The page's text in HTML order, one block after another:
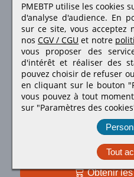
Obtenir
Retrouvez-nous
PMEBTP - Tous droits
PMEBTP utilise les cookies
d'analyse d'audience. En
sur ce site, vous acceptez
nos CGV / CGU et notre
vous proposer des
d'intérêt et réaliser des
pouvez choisir de refuser
en cliquant sur le bouton
vous pouvez à tout
sur "Paramètres des
Tout